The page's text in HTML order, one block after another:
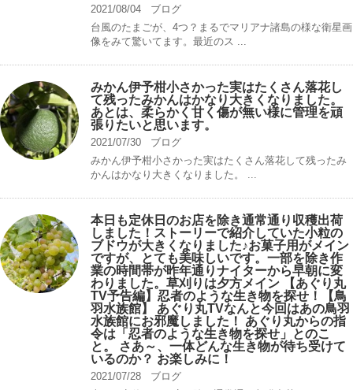
2021/08/04
ブログ
台風のたまごが、4つ？まるでマリアナ諸島の様な衛星画
像をみて驚いてます。最近のス ...
みかん伊予柑小さかった実はたくさん落花し
て残ったみかんはかなり大きくなりました。
あとは、柔らかく甘く傷が無い様に管理を頑
張りたいと思います。
2021/07/30
ブログ
みかん伊予柑小さかった実はたくさん落花して残ったみ
かんはかなり大きくなりました。 ...
本日も定休日のお店を除き通常通り収穫出荷
しました！ストーリーで紹介していた小粒の
ブドウが大きくなりました♪お菓子用がメイン
ですが、とても美味しいです。一部を除き作
業の時間帯が昨年通りナイターから早朝に変
わりました。草刈りは夕方メイン 【あぐり丸
TV予告編】忍者のような生き物を探せ！【鳥
羽水族館】 あぐり丸TVなんと今回はあの鳥羽
水族館にお邪魔しました！ あぐり丸からの指
令は「忍者のような生き物を探せ」とのこ
と。 さあ～、一体どんな生き物が待ち受けて
いるのか？ お楽しみに！
2021/07/28
ブログ